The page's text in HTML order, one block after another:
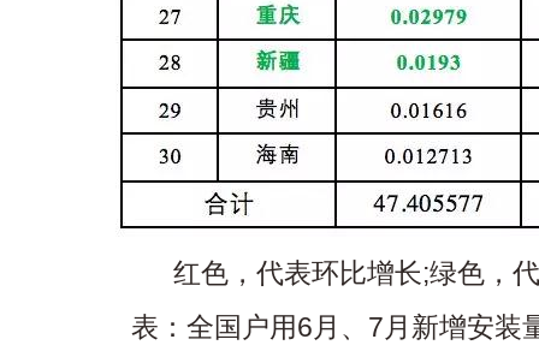
红色，代表环比增长;绿色，
表：全国户用6月、7月新增安装